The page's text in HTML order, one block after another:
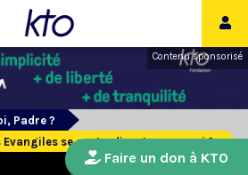
Contenu sponsorisé
Padre ?
Evangiles se contredisent, pourquoi ?
Faire un don à KTO